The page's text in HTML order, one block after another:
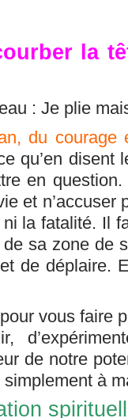
la
: Je plie
du courage
qu’en disent
en question.
et n’accuser
la fatalité. Il
sa zone de
de déplaire.
vous faire
de notre
à